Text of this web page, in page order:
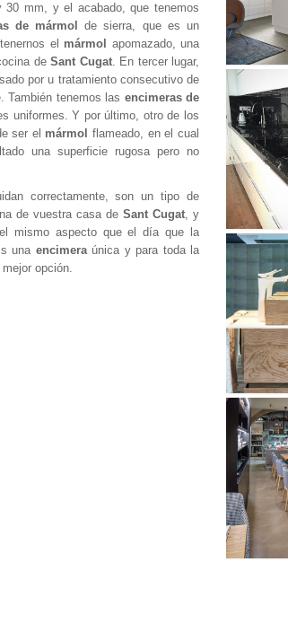
30 mm, y el acabado, que tenemos
de mármol
de sierra, que es un
el mármol
apomazado, una
deSant Cugat. En tercer lugar,
por u tratamiento consecutivo de
También tenemos las encimeras de
uniformes. Y por último, otro de los
ser el mármol flameado, en el cual
una superficie rugosa pero no
correctamente, son un tipo de
de vuestra casa de Sant Cugat, y
mismo aspecto que el día que la
una encimeraúnica y para toda la
opción.